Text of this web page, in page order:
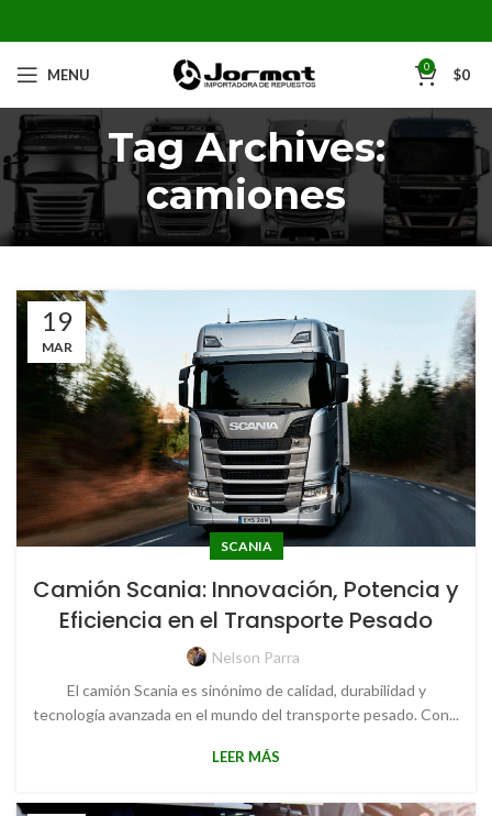
MENU 0 $0
Tag Archives:
camiones
19
MAR
SCANIA
Camión Scania: Innovación, Potencia y
Eficiencia en el Transporte Pesado
Nelson Parra
El camión Scania es sinónimo de calidad, durabilidad y
tecnología avanzada en el mundo del transporte pesado. Con...
LEER MÁS